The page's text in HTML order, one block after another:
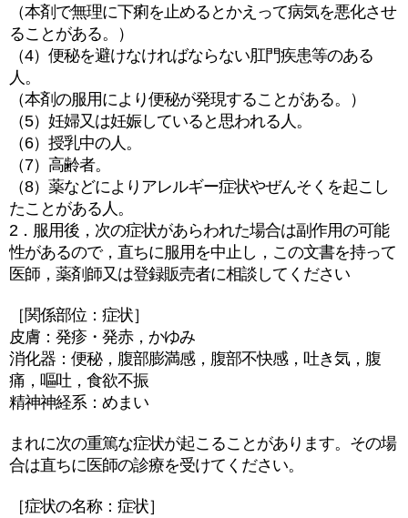
（本剤で無理に下痢を止めるとかえって病気を悪化させ
ることがある。）
（4）便秘を避けなければならない肛門疾患等のある
人。
（本剤の服用により便秘が発現することがある。）
（5）妊婦又は妊娠していると思われる人。
（6）授乳中の人。
（7）高齢者。
（8）薬などによりアレルギー症状やぜんそくを起こし
たことがある人。
2．服用後，次の症状があらわれた場合は副作用の可能
性があるので，直ちに服用を中止し，この文書を持って
医師，薬剤師又は登録販売者に相談してください
［関係部位：症状］
皮膚：発疹・発赤，かゆみ
消化器：便秘，腹部膨満感，腹部不快感，吐き気，腹
痛，嘔吐，食欲不振
精神神経系：めまい
まれに次の重篤な症状が起こることがあります。その場
合は直ちに医師の診療を受けてください。
［症状の名称：症状］